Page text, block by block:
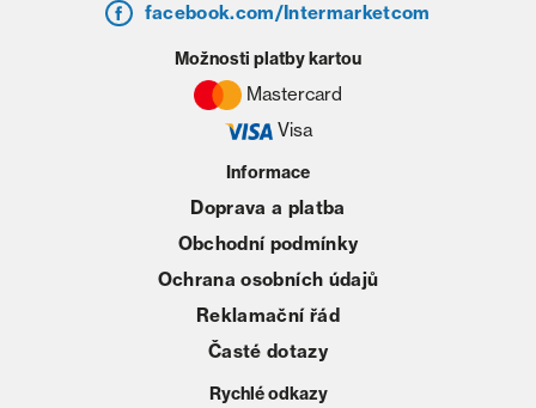
facebook.com/Intermarketcom
Informace
Doprava a platba
Obchodní podmínky
Ochrana osobních údajů
Reklamační řád
Časté dotazy
Rychlé odkazy
Možnosti platby kartou
Mastercard
Visa